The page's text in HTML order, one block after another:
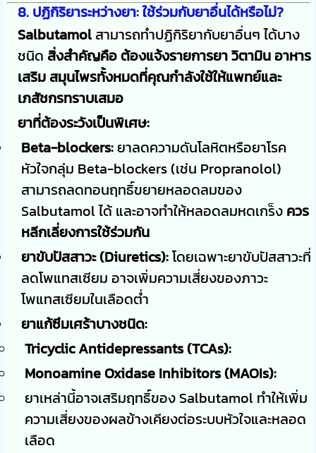
8. ปฏิกิริยาระหว่างยา: ใช้ร่วมกับยาอื่นได้หรือไม่?
Salbutamol สามารถทำปฏิกิริยากับยาอื่นๆ ได้บาง
ชนิด สิ่งสำคัญคือ ต้องแจ้งรายการยา วิตามิน อาหาร
เสริม สมุนไพรทั้งหมดที่คุณกำลังใช้ให้แพทย์และ
เภสัชกรทราบเสมอ
ยาที่ต้องระวังเป็นพิเศษ:
Beta-blockers:ยาลดความดันโลหิตหรือยาโรค
หัวใจกลุ่ม Beta-blockers (เช่น Propranolol)
สามารถลดทอนฤทธิ์ขยายหลอดลมของ
Salbutamol ได้ และอาจทำให้หลอดลมหดเกร็ง ควร
หลีกเลี่ยงการใช้ร่วมกัน
ยาขับปัสสาวะ (Diuretics):โดยเฉพาะยาขับปัสสาวะที่
ลดโพแทสเซียม อาจเพิ่มความเสี่ยงของภาวะ
โพแทสเซียมในเลือดต่ำ
ยาแก้ซึมเศร้าบางชนิด:
Tricyclic Antidepressants (TCAs):
Monoamine Oxidase Inhibitors (MAOIs):
ยาเหล่านี้อาจเสริมฤทธิ์ของ Salbutamol ทำให้เพิ่ม
ความเสี่ยงของผลข้างเคียงต่อระบบหัวใจและหลอด
เลือด